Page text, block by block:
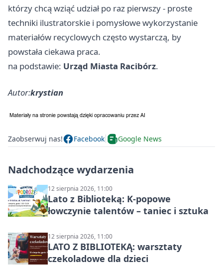
którzy chcą wziąć udział po raz pierwszy - proste
techniki ilustratorskie i pomysłowe wykorzystanie
materiałów recyclowych często wystarczą, by
powstała ciekawa praca.
na podstawie: Urząd Miasta Racibórz.
Autor:krystian
Zaobserwuj nas! Facebook Google News
Nadchodzące wydarzenia
12 sierpnia 2026, 11:00
Lato z Biblioteką: K-popowe
łowczynie talentów – taniec i sztuka
12 sierpnia 2026, 11:00
LATO Z BIBLIOTEKĄ: warsztaty
czekoladowe dla dzieci